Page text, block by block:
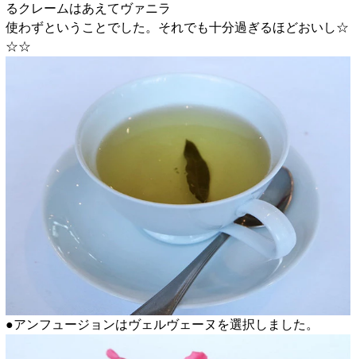
るクレームはあえてヴァニラ
使わずということでした。それでも十分過ぎるほどおいし☆
☆☆
●アンフュージョンはヴェルヴェーヌを選択しました。